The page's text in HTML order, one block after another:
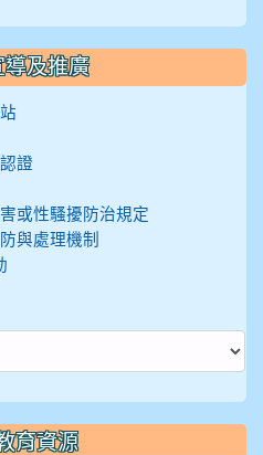
及推廣
證
或性騷擾防治規定
與處理機制
育資源